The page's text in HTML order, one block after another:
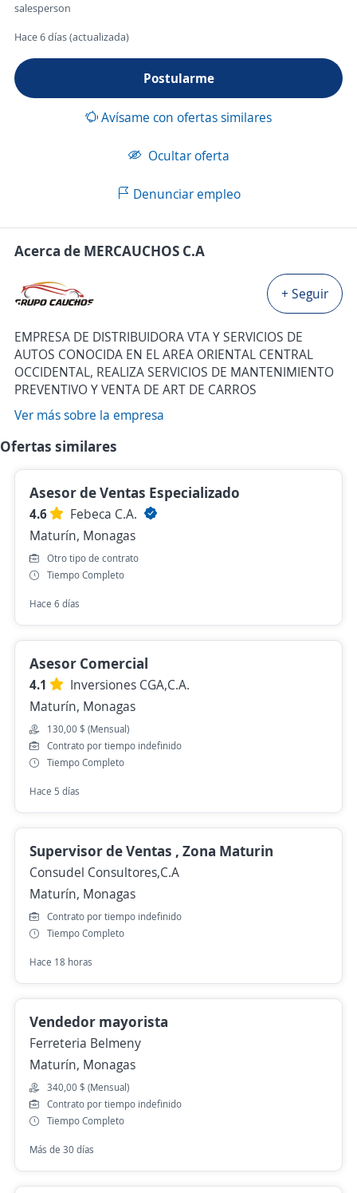
salesperson
Hace 6 días (actualizada)
Postularme
Avísame con ofertas similares
Ocultar oferta
Denunciar empleo
Acerca de MERCAUCHOS C.A
+ Seguir
EMPRESA DE DISTRIBUIDORA VTA Y SERVICIOS DE
AUTOS CONOCIDA EN EL AREA ORIENTAL CENTRAL
OCCIDENTAL, REALIZA SERVICIOS DE MANTENIMIENTO
PREVENTIVO Y VENTA DE ART DE CARROS
Ver más sobre la empresa
Ofertas similares
Asesor de Ventas Especializado
4.6
Febeca C.A.
Maturín, Monagas
Otro tipo de contrato
Tiempo Completo
Hace 6 días
Asesor Comercial
4.1
Inversiones CGA,C.A.
Maturín, Monagas
130,00 $ (Mensual)
Contrato por tiempo indefinido
Tiempo Completo
Hace 5 días
Supervisor de Ventas , Zona Maturin
Consudel Consultores,C.A
Maturín, Monagas
Contrato por tiempo indefinido
Tiempo Completo
Hace 18 horas
Vendedor mayorista
Ferreteria Belmeny
Maturín, Monagas
340,00 $ (Mensual)
Contrato por tiempo indefinido
Tiempo Completo
Más de 30 días